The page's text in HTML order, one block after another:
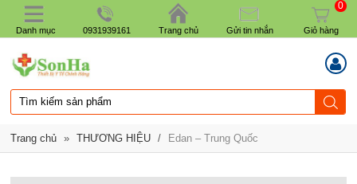
Danh mục 0931939161 Trang chủ Gửi tin nhắn
0
Giỏ hàng
Trang chủ » THƯƠNG HIỆU / Edan – Trung Quốc